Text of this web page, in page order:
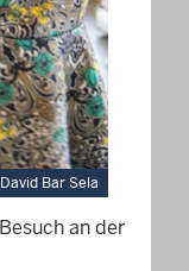
David Bar Sela
an der